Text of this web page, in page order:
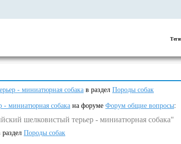
- миниатюрная собака в раздел Породы собак
- миниатюрная собака на форуме Форум общие вопросы:
шелковистый терьер - миниатюрная собака"
раздел Породы собак